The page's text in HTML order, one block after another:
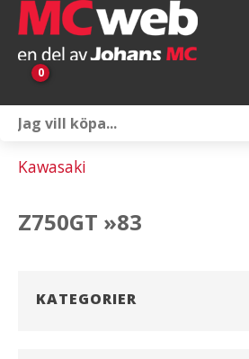
0
Kawasaki
Z750GT »83
KATEGORIER